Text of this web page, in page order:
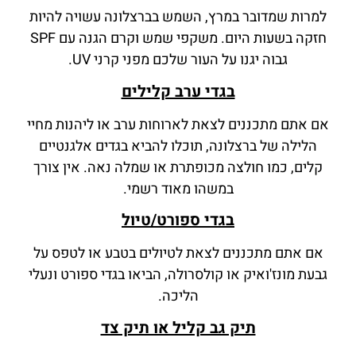
למרות שמדובר במרץ, השמש בברצלונה עשויה להיות
חזקה בשעות היום. משקפי שמש וקרם הגנה עם SPF
גבוה יגנו על העור שלכם מפני קרני UV.
בגדי ערב קלילים
אם אתם מתכננים לצאת לארוחות ערב או ליהנות מחיי
הלילה של ברצלונה, תוכלו להביא בגדים אלגנטיים
קלים, כמו חולצה מכופתרת או שמלה נאה. אין צורך
במשהו מאוד רשמי.
בגדי ספורט/טיול
אם אתם מתכננים לצאת לטיולים בטבע או לטפס על
גבעת מונז'ואיק או קולסרולה, הביאו בגדי ספורט ונעלי
הליכה.
תיק גב קליל או תיק צד